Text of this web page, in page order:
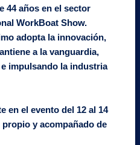
44 años en el sector
WorkBoat Show.
adopta la innovación,
a la vanguardia,
impulsando la industria
en el evento del 12 al 14
y acompañado de